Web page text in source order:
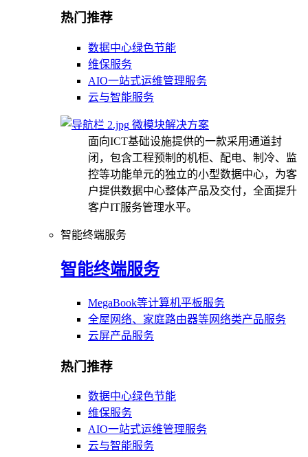
热门推荐
数据中心绿色节能
维保服务
AIO一站式运维管理服务
云与智能服务
微模块解决方案
面向ICT基础设施提供的一款采用通道封
闭，包含工程预制的机柜、配电、制冷、监
控等功能单元的独立的小型数据中心，为客
户提供数据中心整体产品及交付，全面提升
客户IT服务管理水平。
智能终端服务
智能终端服务
MegaBook等计算机平板服务
全屋网络、家庭路由器等网络类产品服务
云屏产品服务
热门推荐
数据中心绿色节能
维保服务
AIO一站式运维管理服务
云与智能服务